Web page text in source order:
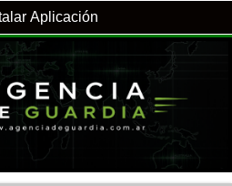
Aplicación